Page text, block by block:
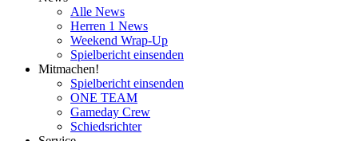
Alle News
Herren 1 News
Weekend Wrap-Up
Spielbericht einsenden
Mitmachen!
Spielbericht einsenden
ONE TEAM
Gameday Crew
Schiedsrichter